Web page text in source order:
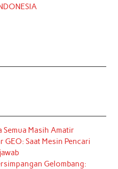
Semua Masih Amatir
GEO: Saat Mesin Pencari
Gelombang: